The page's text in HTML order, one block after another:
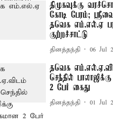
திமுகவுக்கு
கோடி பேரம்;
தவெக எம்.எல்.ஏ
குற்றச்சாட்டு
தினத்தந்தி 06 Jul
தவெக
செந்தில்
2 பேர் கைது
தினத்தந்தி 01 Jul